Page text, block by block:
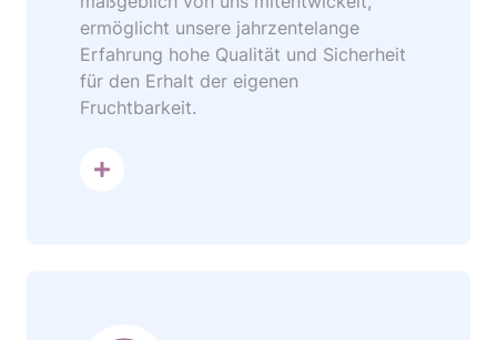
ermöglicht unsere jahrzentelange
Erfahrung hohe Qualität und Sicherheit
für den Erhalt der eigenen
Fruchtbarkeit.